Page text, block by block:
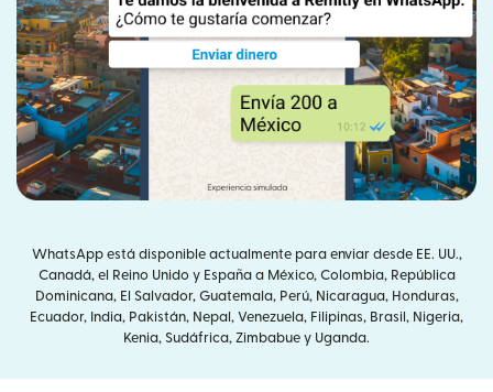
WhatsApp está disponible actualmente para enviar desde EE. UU.,
Canadá, el Reino Unido y España a México, Colombia, República
Dominicana, El Salvador, Guatemala, Perú, Nicaragua, Honduras,
Ecuador, India, Pakistán, Nepal, Venezuela, Filipinas, Brasil, Nigeria,
Kenia, Sudáfrica, Zimbabue y Uganda.